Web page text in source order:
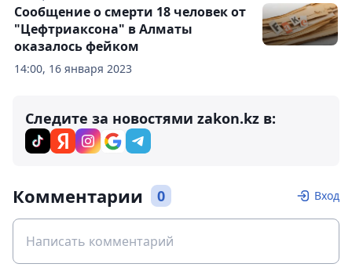
14:00, 16 января 2023
Сообщение о смерти 18 человек от
"Цефтриаксона" в Алматы
оказалось фейком
Следите за новостями zakon.kz в:
Комментарии 0 Вход